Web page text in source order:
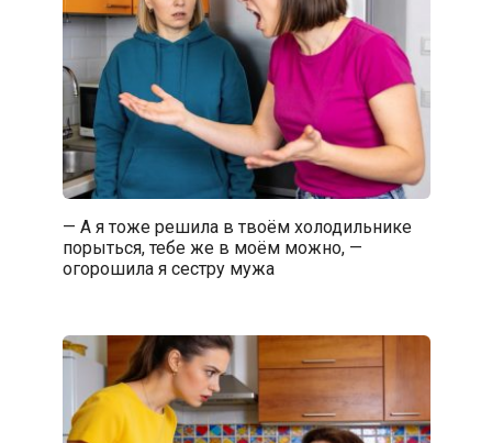
— А я тоже решила в твоём холодильнике
порыться, тебе же в моём можно, —
огорошила я сестру мужа